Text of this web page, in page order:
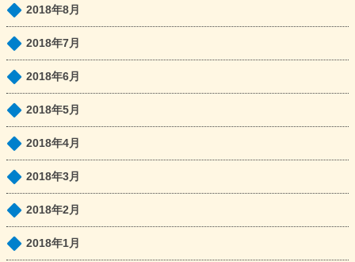
2018年8月
2018年7月
2018年6月
2018年5月
2018年4月
2018年3月
2018年2月
2018年1月